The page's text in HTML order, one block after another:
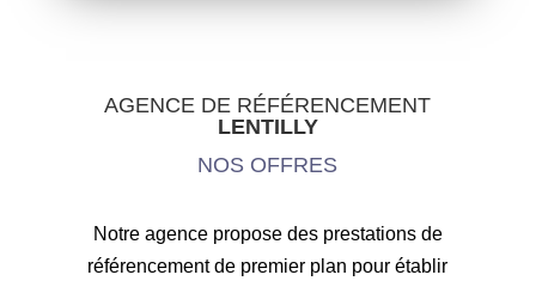
AGENCE DE RÉFÉRENCEMENT
LENTILLY
NOS OFFRES
Notre agence propose des prestations de
référencement de premier plan pour établir